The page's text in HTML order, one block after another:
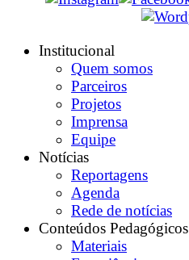
Institucional
Quem somos
Parceiros
Projetos
Imprensa
Equipe
Notícias
Reportagens
Agenda
Rede de notícias
Conteúdos Pedagógicos
Materiais